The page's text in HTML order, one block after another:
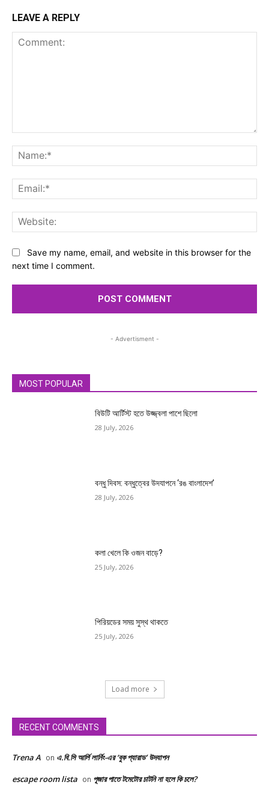
LEAVE A REPLY
Save my name, email, and website in this browser for the
next time I comment.
- Advertisment -
MOST POPULAR
বিউটি আর্টিস্ট হতে উজ্জ্বলা পাশে ছিলো
28 July, 2026
বন্ধু দিবস: বন্ধুত্বের উদযাপনে ‘রঙ বাংলাদেশ’
28 July, 2026
কলা খেলে কি ওজন বাড়ে?
25 July, 2026
পিরিয়ডের সময় সুস্থ থাকতে
25 July, 2026
Load more
RECENT COMMENTS
Trena A on এ.বি.সি আর্লি লার্নিং-এর ‘বুক প্যারাড’ উদযাপন
escape room lista on পূজার পাতে টমেটোর চাটনি না হলে কি চলে?